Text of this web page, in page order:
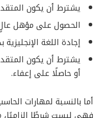
يشترط أن يكون
الحصول على مؤهل
إجادة اللغة
يشترط أن يكون
أو حاصلًا على إعفاء.
أما بالنسبة لمهارات